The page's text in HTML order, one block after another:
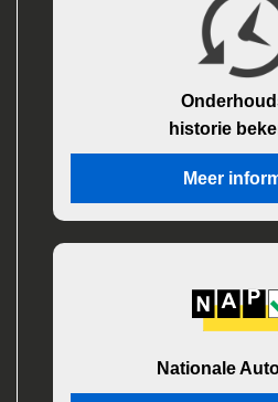
historie
Meer
Nationale